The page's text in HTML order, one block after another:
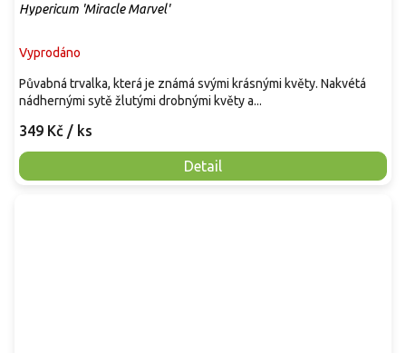
Hypericum 'Miracle Marvel'
Vyprodáno
349 Kč / ks
Detail
Půvabná trvalka, která je známá svými krásnými květy. Nakvétá
nádhernými sytě žlutými drobnými květy a...